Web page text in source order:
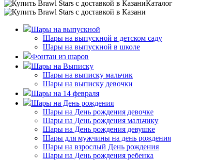
Каталог
Шары на выпускной
Шары на выпускной в детском саду
Шары на выпускной в школе
Фонтан из шаров
Шары на Выписку
Шары на выписку мальчик
Шары на выписку девочки
Шары на 14 февраля
Шары на День рождения
Шары на День рождения девочке
Шары на День рождения мальчику
Шары на День рождения девушке
Шары для мужчины на день рождения
Шары на взрослый День рождения
Шары на День рождения ребенка